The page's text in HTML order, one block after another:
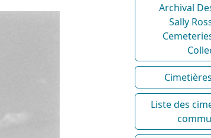
Archival
Sally
Liste des